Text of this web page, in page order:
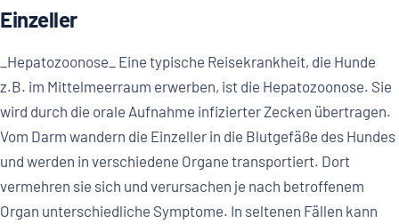
Einzeller
_Hepatozoonose_ Eine typische Reisekrankheit, die Hunde
z.B. im Mittelmeerraum erwerben, ist die Hepatozoonose. Sie
wird durch die orale Aufnahme infizierter Zecken übertragen.
Vom Darm wandern die Einzeller in die Blutgefäße des Hundes
und werden in verschiedene Organe transportiert. Dort
vermehren sie sich und verursachen je nach betroffenem
Organ unterschiedliche Symptome. In seltenen Fällen kann